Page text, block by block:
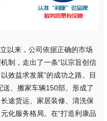
以来，公司依据正确的市场
制，走出了一条“以宗旨创信
效益求发展”的成功之路。目
、搬家车辆150部。形成了
途货运、家居装修、清洗保
化服务格局。在“打造利康品